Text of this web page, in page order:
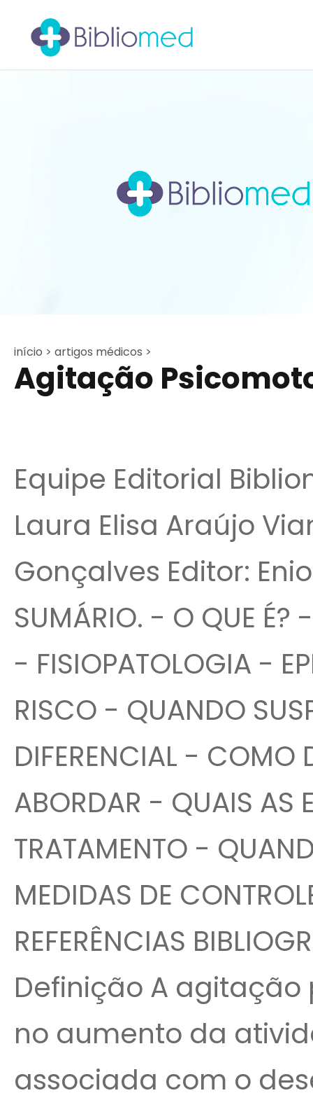
início > artigos médicos >
Agitação
Equipe Editorial
Laura Elisa Araújo
Gonçalves Editor:
SUMÁRIO. - O QUE
- FISIOPATOLOGIA -
RISCO - QUANDO
DIFERENCIAL -
ABORDAR - QUAIS AS
TRATAMENTO -
MEDIDAS DE
REFERÊNCIAS
Definição A
no aumento da
associada com o